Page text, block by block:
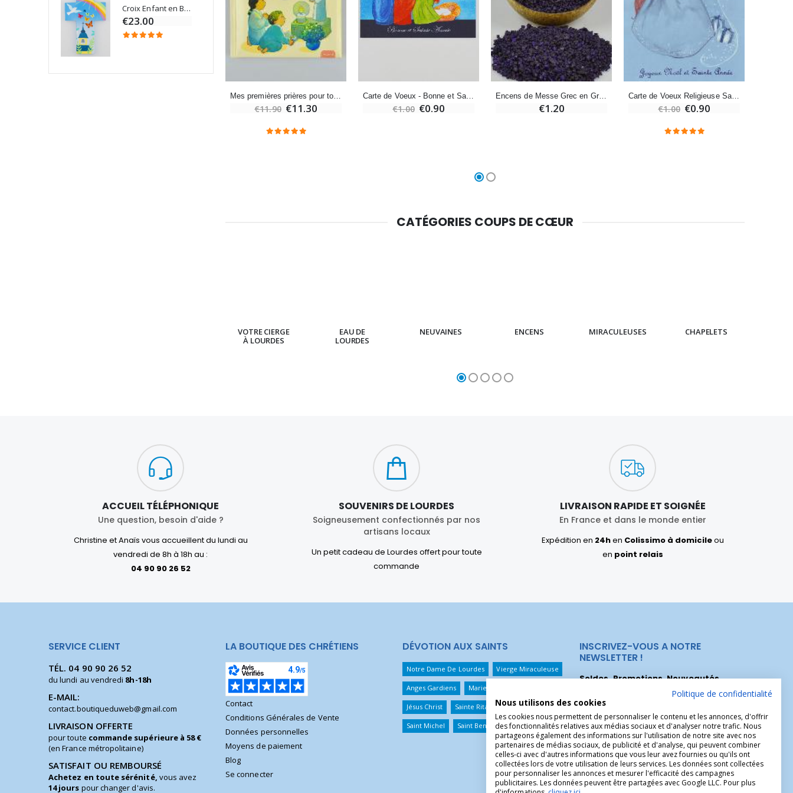
Croix Enfant en Bois Eglise Papillons et Arc-en-ciel 15 cm
€23.00 €4.90 €23.00
Bougie Neuvaine pour une Guérison - 17.5cm
€4.90
Mes premières prières pour toute l´année
€11.90 €11.30
Carte de Voeux - Bonne et Sainte Année !
€1.00 €0.90
Encens de Messe Grec en Grains - 10g
€1.20
Carte de Voeux Religieuse Sainte Année Joyeux Noël
€1.00 €0.90
CATÉGORIES COUPS DE CŒUR
VOTRE CIERGE
À LOURDES
EAU DE
LOURDES
NEUVAINES ENCENS MIRACULEUSES CHAPELETS
ACCUEIL TÉLÉPHONIQUE
Une question, besoin d'aide ?
Christine et Anaïs vous accueillent du lundi au
vendredi de 8h à 18h au :
04 90 90 26 52
SOUVENIRS DE LOURDES
Soigneusement confectionnés par nos
artisans locaux
Un petit cadeau de Lourdes offert pour toute
commande
LIVRAISON RAPIDE ET SOIGNÉE
En France et dans le monde entier
Expédition en 24hen Colissimo à domicileou
en point relais
SERVICE CLIENT
TÉL. 04 90 90 26 52
du lundi au vendredi 8h-18h
E-MAIL:
contact.boutiqueduweb@gmail.com
LIVRAISON OFFERTE
pour toute commande supérieure à 58 €
(en France métropolitaine)
SATISFAIT OU REMBOURSÉ
Achetez en toute sérénité, vous avez
14 jours pour changer d'avis.
LA BOUTIQUE DES CHRÉTIENS
Contact
Conditions Générales de Vente
Données personnelles
Moyens de paiement
Blog
Se connecter
DÉVOTION AUX SAINTS
Notre Dame De Lourdes Vierge Miraculeuse
Anges Gardiens Marie Qui Défait Les Noeuds
Jésus Christ Sainte Rita Sainte Thérèse
Saint Michel Saint Benoît Saint Christophe
INSCRIVEZ-VOUS A NOTRE
NEWSLETTER !
Soldes, Promotions, Nouveautés...
Inscrivez-vous maintenant pour recevoir
nos meilleures offres.
Politique de confidentialité
Nous utilisons des cookies
Les cookies nous permettent de personnaliser le contenu et les annonces, d'offrir
des fonctionnalités relatives aux médias sociaux et d'analyser notre trafic. Nous
partageons également des informations sur l'utilisation de notre site avec nos
partenaires de médias sociaux, de publicité et d'analyse, qui peuvent combiner
celles-ci avec d'autres informations que vous leur avez fournies ou qu'ils ont
collectées lors de votre utilisation de leurs services. Les données sont collectées
pour personnaliser les annonces et mesurer l'efficacité des campagnes
publicitaires. Les données peuvent être partagées avec Google LLC. Pour plus